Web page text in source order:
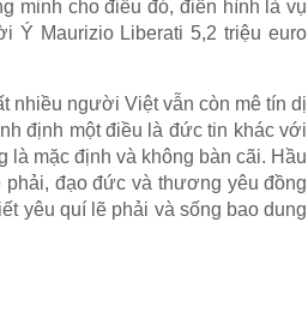
minh cho điều đó, điển hình là vụ
Ý Maurizio Liberati 5,2 triệu euro
nhiều người Việt vẫn còn mê tín dị
định một điều là đức tin khác với
mặc định và không bàn cãi. Hầu
đạo đức và thương yêu đồng
yêu quí lẽ phải và sống bao dung